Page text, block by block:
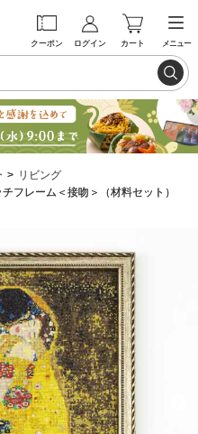
クーポン ログイン カート メニュー
リビング
フレーム＜接吻＞（材料セット）